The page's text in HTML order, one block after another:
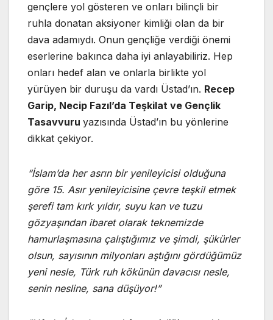
gençlere yol gösteren ve onları bilinçli bir
ruhla donatan aksiyoner kimliği olan da bir
dava adamıydı. Onun gençliğe verdiği önemi
eserlerine bakınca daha iyi anlayabiliriz. Hep
onları hedef alan ve onlarla birlikte yol
yürüyen bir duruşu da vardı Üstad’ın. Recep
Garip, Necip Fazıl’da Teşkilat ve Gençlik
Tasavvuru yazısında Üstad’ın bu yönlerine
dikkat çekiyor.
“İslam’da her asrın bir yenileyicisi olduğuna
göre 15. Asır yenileyicisine çevre teşkil etmek
şerefi tam kırk yıldır, suyu kan ve tuzu
gözyaşından ibaret olarak teknemizde
hamurlaşmasına çalıştığımız ve şimdi, şükürler
olsun, sayısının milyonları aştığını gördüğümüz
yeni nesle, Türk ruh kökünün davacısı nesle,
senin nesline, sana düşüyor!”